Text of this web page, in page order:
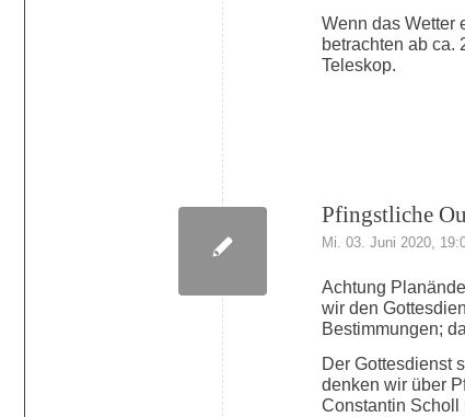
Wenn das Wetter
betrachten ab ca.
Teleskop.
Pfingstliche
Mi. 03. Juni 2020,
Achtung
wir den
Bestimmungen;
Der Gottesdienst
denken wir über
Constantin Scholl